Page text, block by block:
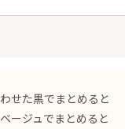
せた黒でまとめると
ージュでまとめると